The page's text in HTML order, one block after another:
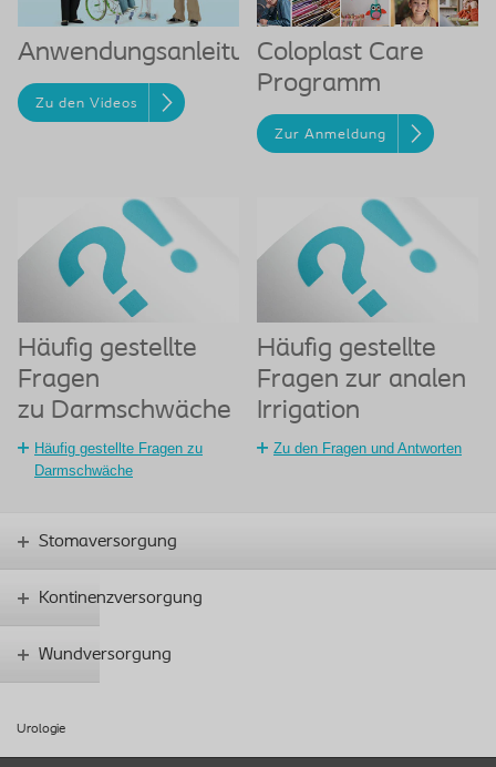
Anwendungsanleitungen
Zu den Videos
Coloplast Care
Programm
Zur Anmeldung
Häufig gestellte
Fragen
zu Darmschwäche
Häufig gestellte Fragen zu
Darmschwäche
Häufig gestellte
Fragen zur analen
Irrigation
Zu den Fragen und Antworten
Stomaversorgung
Kontinenzversorgung
Wundversorgung
Urologie